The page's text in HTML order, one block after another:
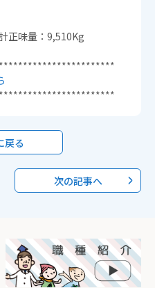
正味量：9,510Kg
戻る
次の記事へ